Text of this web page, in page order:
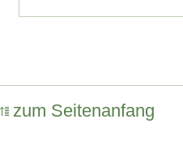
zum Seitenanfang